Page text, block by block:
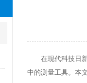
在现代科技日新
中的测量工具。本